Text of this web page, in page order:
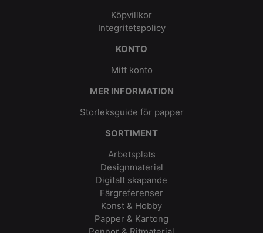
Köpvillkor
Integritetspolicy
KONTO
Mitt konto
MER INFORMATION
Storleksguide för papper
SORTIMENT
Arbetsplats
Designmaterial
Digitalt skapande
Färgreferenser
Konst & Hobby
Papper & Kartong